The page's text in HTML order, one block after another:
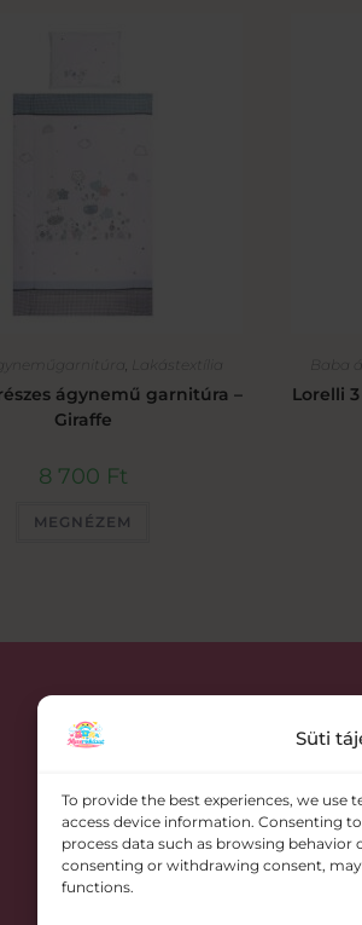
Süti
To provide the best experiences, we use
access device information. Consenting
process data such as browsing behavior
consenting or withdrawing consent,
functions.
Lakástextília
ágynemű garnitúra –
Giraffe
8 700 Ft
MEGNÉZEM
Baba
Lorelli
5008 Szolnok